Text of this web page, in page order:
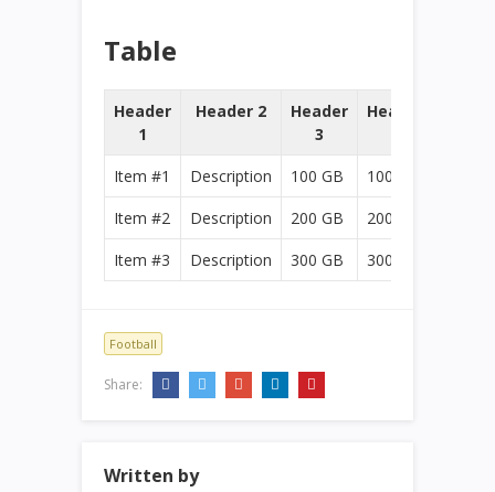
Table
Header
1
Header 2
Header
3
Header
Item #1
Description 100 GB
100 GB
Item #2
Description 200 GB
200 GB
Item #3
Description 300 GB 300 GB
Football
Share:
Written by